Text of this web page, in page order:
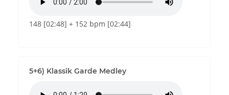
148 [02:48] + 152 bpm [02:44]
5+6) Klassik Garde Medley